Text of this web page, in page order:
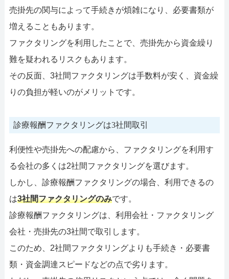
売掛先の関与によって手続きが煩雑になり、必要書類が
増えることもあります。
ファクタリングを利用したことで、売掛先から資金繰り
難を疑われるリスクもあります。
その反面、3社間ファクタリングは手数料が安く、資金繰
りの負担が軽いのがメリットです。
診療報酬ファクタリングは3社間取引
利便性や売掛先への配慮から、ファクタリングを利用す
る会社の多くは2社間ファクタリングを選びます。
しかし、診療報酬ファクタリングの場合、利用できるの
は3社間ファクタリングのみです。
診療報酬ファクタリングは、利用会社・ファクタリング
会社・売掛先の3社間で取引します。
このため、2社間ファクタリングよりも手続き・必要書
類・資金調達スピードなどの点で劣ります。